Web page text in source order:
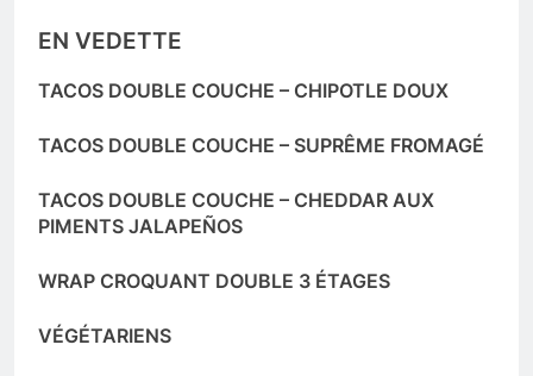
EN VEDETTE
TACOS DOUBLE COUCHE – CHIPOTLE DOUX
TACOS DOUBLE COUCHE – SUPRÊME FROMAGÉ
TACOS DOUBLE COUCHE – CHEDDAR AUX
PIMENTS JALAPEÑOS
WRAP CROQUANT DOUBLE 3 ÉTAGES
VÉGÉTARIENS